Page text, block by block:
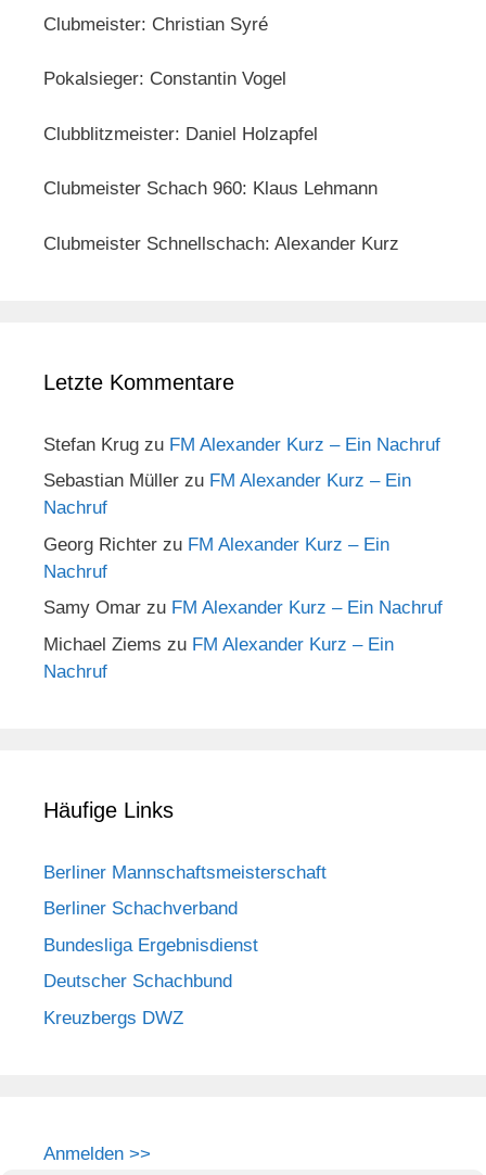
Clubmeister: Christian Syré
Pokalsieger: Constantin Vogel
Clubblitzmeister: Daniel Holzapfel
Clubmeister Schach 960: Klaus Lehmann
Clubmeister Schnellschach: Alexander Kurz
Letzte Kommentare
Stefan Krug zu FM Alexander Kurz – Ein Nachruf
Sebastian Müller zu FM Alexander Kurz – Ein
Nachruf
Georg Richter zu FM Alexander Kurz – Ein
Nachruf
Samy Omar zu FM Alexander Kurz – Ein Nachruf
Michael Ziems zu FM Alexander Kurz – Ein
Nachruf
Häufige Links
Berliner Mannschaftsmeisterschaft
Berliner Schachverband
Bundesliga Ergebnisdienst
Deutscher Schachbund
Kreuzbergs DWZ
Anmelden >>